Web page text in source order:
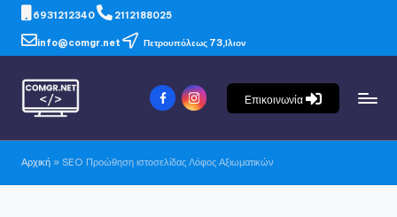
6931212340 2112188025
info@comgr.net Πετρουπόλεως 73,Ιλιον
Επικοινωνία
Αρχική » SEO Προώθηση ιστοσελίδας Λόφος Αξιωματικών